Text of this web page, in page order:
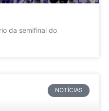
da semifinal do
NOTÍCIAS